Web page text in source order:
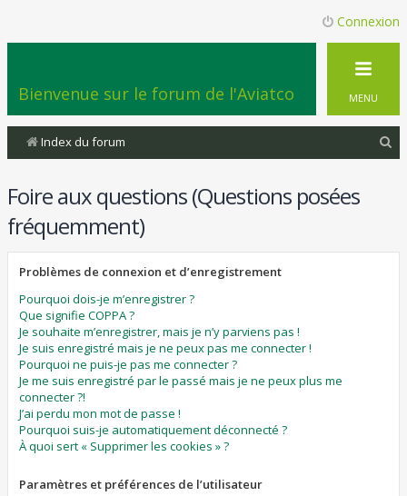
Connexion
Bienvenue sur le forum de l'Aviatco MENU
Index du forum
Foire aux questions (Questions posées
fréquemment)
Problèmes de connexion et d’enregistrement
Pourquoi dois-je m’enregistrer ?
Que signifie COPPA ?
Je souhaite m’enregistrer, mais je n’y parviens pas !
Je suis enregistré mais je ne peux pas me connecter !
Pourquoi ne puis-je pas me connecter ?
Je me suis enregistré par le passé mais je ne peux plus me
connecter ?!
J’ai perdu mon mot de passe !
Pourquoi suis-je automatiquement déconnecté ?
À quoi sert « Supprimer les cookies » ?
Paramètres et préférences de l’utilisateur